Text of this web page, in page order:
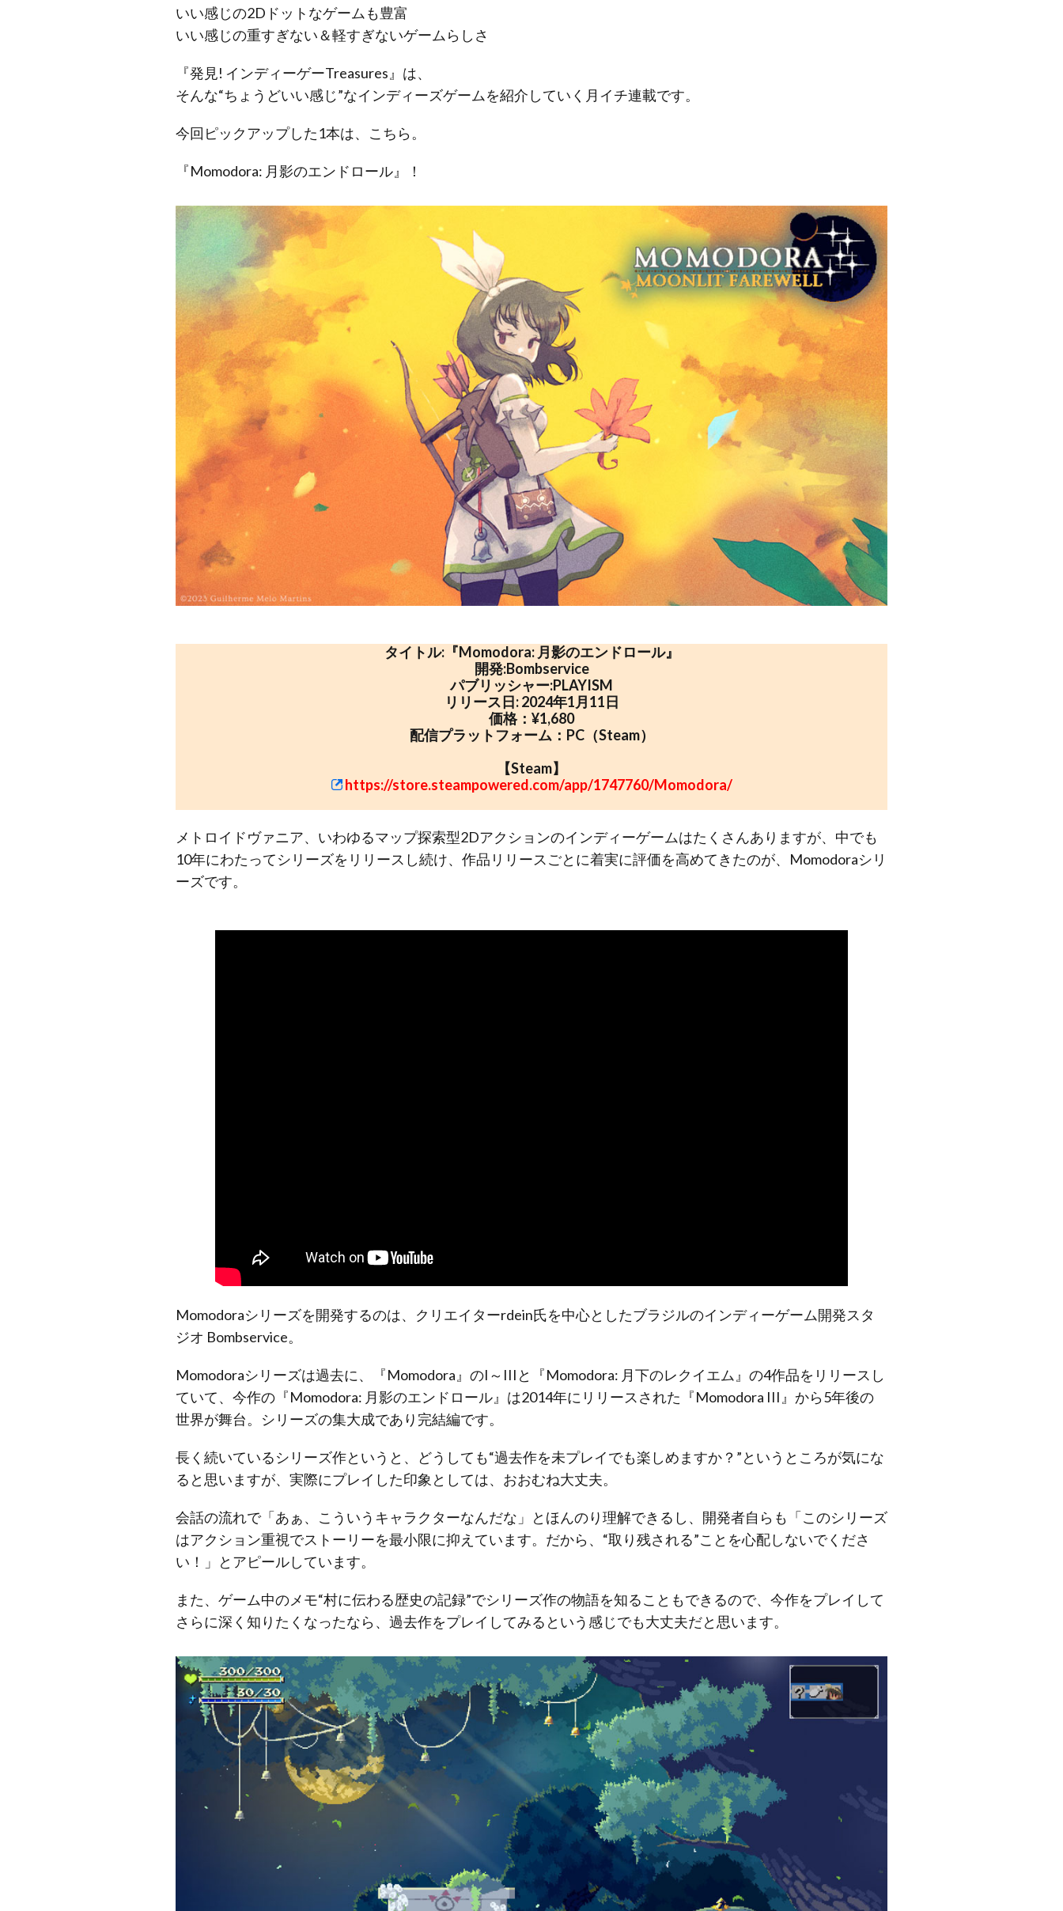
いい感じの2Dドットなゲームも豊富
いい感じの重すぎない＆軽すぎないゲームらしさ
『発見! インディーゲーTreasures』は、
そんな“ちょうどいい感じ”なインディーズゲームを紹介していく月イチ連載です。
今回ピックアップした1本は、こちら。
『Momodora: 月影のエンドロール』！
タイトル:『Momodora: 月影のエンドロール』
開発:Bombservice
パブリッシャー:PLAYISM
リリース日: 2024年1月11日
価格：¥1,680
配信プラットフォーム：PC（Steam）
【Steam】
https://store.steampowered.com/app/1747760/Momodora/
メトロイドヴァニア、いわゆるマップ探索型2Dアクションのインディーゲームはたくさんありますが、中でも
10年にわたってシリーズをリリースし続け、作品リリースごとに着実に評価を高めてきたのが、Momodoraシリ
ーズです。
Momodoraシリーズを開発するのは、クリエイターrdein氏を中心としたブラジルのインディーゲーム開発スタ
ジオ Bombservice。
Momodoraシリーズは過去に、『Momodora』のI～IIIと『Momodora: 月下のレクイエム』の4作品をリリースし
ていて、今作の『Momodora: 月影のエンドロール』は2014年にリリースされた『Momodora III』から5年後の
世界が舞台。シリーズの集大成であり完結編です。
長く続いているシリーズ作というと、どうしても“過去作を未プレイでも楽しめますか？”というところが気にな
ると思いますが、実際にプレイした印象としては、おおむね大丈夫。
会話の流れで「あぁ、こういうキャラクターなんだな」とほんのり理解できるし、開発者自らも「このシリーズ
はアクション重視でストーリーを最小限に抑えています。だから、“取り残される”ことを心配しないでくださ
い！」とアピールしています。
また、ゲーム中のメモ“村に伝わる歴史の記録”でシリーズ作の物語を知ることもできるので、今作をプレイして
さらに深く知りたくなったなら、過去作をプレイしてみるという感じでも大丈夫だと思います。